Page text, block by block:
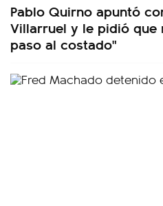
Pablo Quirno apuntó
Villarruel y le pidió que
paso al costado"